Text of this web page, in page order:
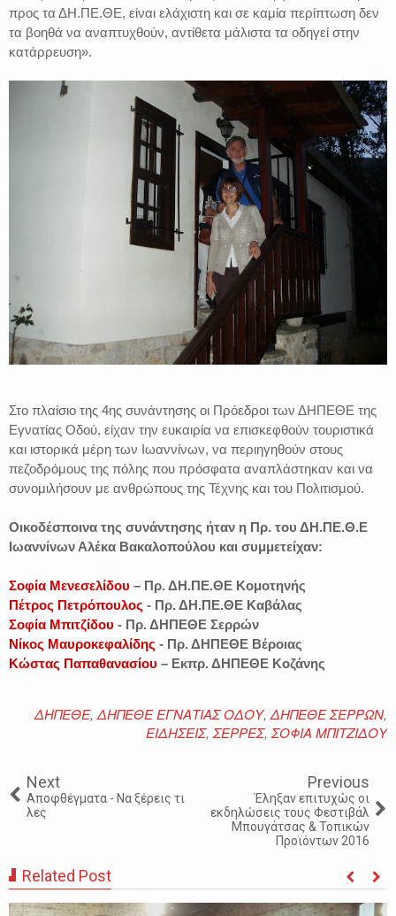
προς τα ΔΗ.ΠΕ.ΘΕ, είναι ελάχιστη και σε καμία περίπτωση δεν
τα βοηθά να αναπτυχθούν, αντίθετα μάλιστα τα οδηγεί στην
κατάρρευση».
Στο πλαίσιο της 4ης συνάντησης οι Πρόεδροι των ΔΗΠΕΘΕ της
Εγνατίας Οδού, είχαν την ευκαιρία να επισκεφθούν τουριστικά
και ιστορικά μέρη των Ιωαννίνων, να περιηγηθούν στους
πεζοδρόμους της πόλης που πρόσφατα αναπλάστηκαν και να
συνομιλήσουν με ανθρώπους της Τέχνης και του Πολιτισμού.
Οικοδέσποινα της συνάντησης ήταν η Πρ. του ΔΗ.ΠΕ.Θ.Ε
Ιωαννίνων Αλέκα Βακαλοπούλου και συμμετείχαν:
Σοφία Μενεσελίδου – Πρ. ΔΗ.ΠΕ.ΘΕ Κομοτηνής
Πέτρος Πετρόπουλος - Πρ. ΔΗ.ΠΕ.ΘΕ Καβάλας
Σοφία Μπιτζίδου - Πρ. ΔΗΠΕΘΕ Σερρών
Νίκος Μαυροκεφαλίδης - Πρ. ΔΗΠΕΘΕ Βέροιας
Κώστας Παπαθανασίου – Εκπρ. ΔΗΠΕΘΕ Κοζάνης
ΔΗΠΕΘΕ, ΔΗΠΕΘΕ ΕΓΝΑΤΙΑΣ ΟΔΟΥ, ΔΗΠΕΘΕ ΣΕΡΡΩΝ,
ΕΙΔΗΣΕΙΣ, ΣΕΡΡΕΣ, ΣΟΦΙΑ ΜΠΙΤΖΙΔΟΥ
Next
Αποφθέγματα - Να ξέρεις τι
λες
Previous
Έληξαν επιτυχώς οι
εκδηλώσεις τους Φεστιβάλ
Μπουγάτσας & Τοπικών
Προϊόντων 2016
Related Post